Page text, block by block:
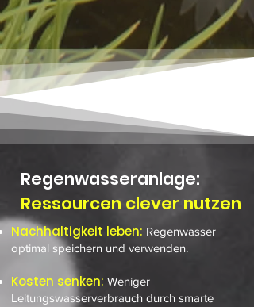
Nachhaltigkeit leben: Regenwasser
optimal speichern und verwenden.
Kosten senken: Weniger
Leitungswasserverbrauch durch smarte
Regenwasseranlage:
Ressourcen clever nutzen